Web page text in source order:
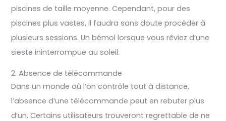
piscines de taille moyenne. Cependant, pour des
piscines plus vastes, il faudra sans doute procéder à
plusieurs sessions. Un bémol lorsque vous rêviez d’une
sieste ininterrompue au soleil.
2. Absence de télécommande
Dans un monde où l’on contrôle tout à distance,
l’absence d’une télécommande peut en rebuter plus
d’un. Certains utilisateurs trouveront regrettable de ne